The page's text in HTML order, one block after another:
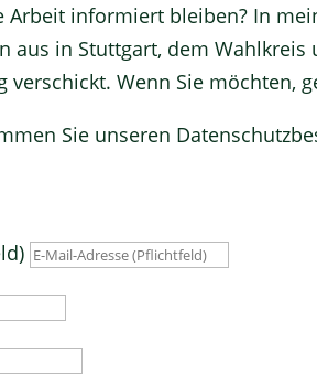
Arbeit informiert bleiben? In
aus in Stuttgart, dem
verschickt. Wenn Sie möchten,
Sie unseren